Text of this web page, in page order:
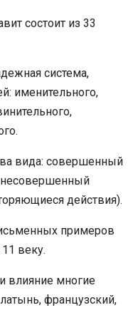
состоит из 33
система,
именительного,
вида: совершенный
действия).
примеров
веку.
влияние многие
французский,